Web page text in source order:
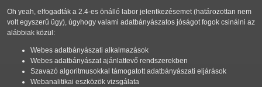
Oh yeah, elfogadták a 2.4-es önálló labor jelentkezésemet (határozottan nem
volt egyszerű ügy), úgyhogy valami adatbányászatos jóságot fogok csinálni az
alábbiak közül:
Webes adatbányászati alkalmazások
Webes adatbányászat ajánlattevő rendszerekben
Szavazó algoritmusokkal támogatott adatbányászati eljárások
Webanalitikai eszközök vizsgálata